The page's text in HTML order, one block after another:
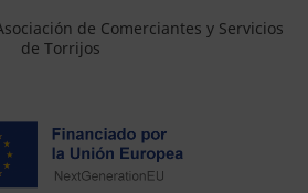
de Comerciantes y Servicios
de Torrijos